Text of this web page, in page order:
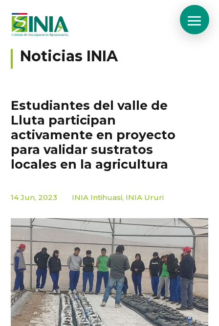
Noticias INIA
Estudiantes del valle de
Lluta participan
activamente en proyecto
para validar sustratos
locales en la agricultura
14 Jun, 2023 INIA Intihuasi, INIA Ururi